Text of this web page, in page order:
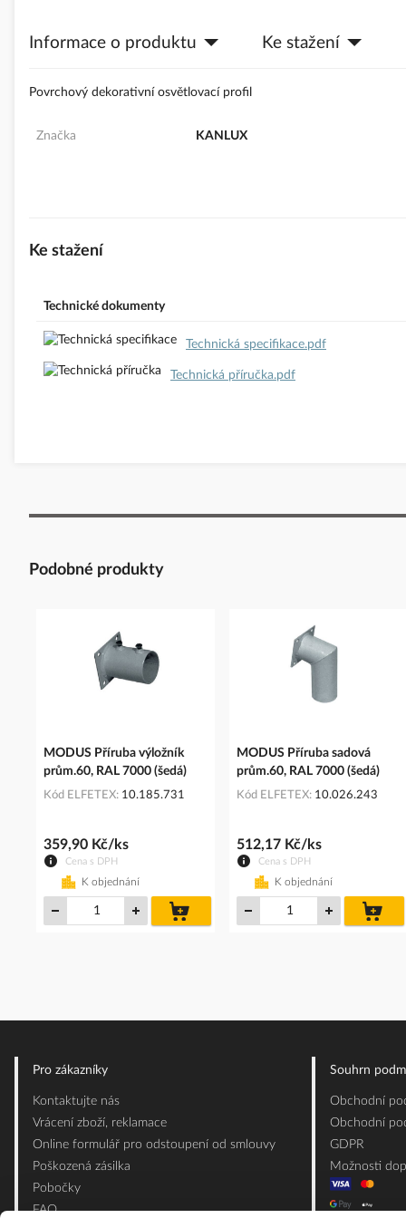
Informace o produktu Ke stažení
Povrchový dekorativní osvětlovací profil
Značka KANLUX
Ke stažení
Technické dokumenty
Technická specifikace.pdf
Technická příručka.pdf
Podobné produkty
MODUS Příruba výložník
prům.60, RAL 7000 (šedá)
Kód ELFETEX 10.185.731
Cena s DPH
359,90 Kč/ks
K objednání
košíku
MODUS Příruba sadová
prům.60, RAL 7000 (šedá)
Kód ELFETEX 10.026.243
Cena s DPH
512,17 Kč/ks
K objednání
Pro zákazníky
Kontaktujte nás
Vrácení zboží, reklamace
Online formulář pro odstoupení od smlouvy
Poškozená zásilka
Pobočky
FAQ
Souhrn
Obchodní
Obchodní
GDPR
Možnosti